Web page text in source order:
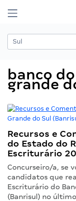
banco
grande
Recursos e
do Estado do
Escriturário
Concurseiro/a, se
candidatos que
Escriturário do
(Banrisul) no